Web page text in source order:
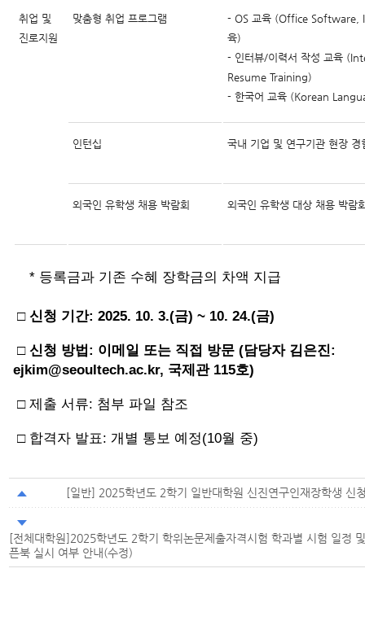
취업 및
진로지원
맞춤형 취업 프로그램
- OS 교육 (Office Software,
육)
- 인터뷰/이력서 작성 교육
Resume Training)
- 한국어 교육 (Korean
인턴십 국내 기업 및 연구기관 현장 경
외국인 유학생 채용 박람회 외국인 유학생 대상 채용 박람
* 등록금과 기존 수혜 장학금의 차액 지급
□ 신청 기간: 2025. 10. 3.(금) ~ 10. 24.(금)
□ 신청 방법: 이메일 또는 직접 방문 (담당자 김은진:
ejkim@seoultech.ac.kr, 국제관 115호)
□ 제출 서류: 첨부 파일 참조
□ 합격자 발표: 개별 통보 예정(10월 중)
[일반] 2025학년도 2학기 일반대학원 신진연구인재장학생 신
[전체대학원]2025학년도 2학기 학위논문제출자격시험 학과별 시험 일정
픈북 실시 여부 안내(수정)